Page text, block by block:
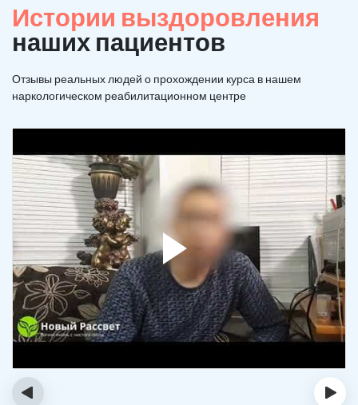
Истории выздоровления
наших пациентов
Отзывы реальных людей о прохождении курса в нашем
наркологическом реабилитационном центре
‹ ›